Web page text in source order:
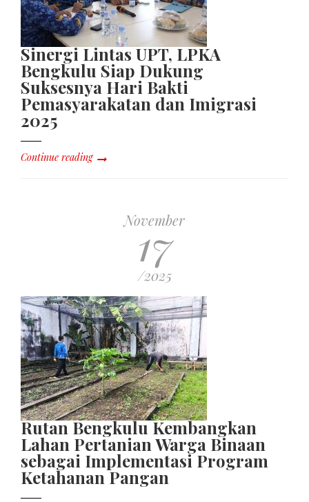
Sinergi Lintas UPT, LPKA
Bengkulu Siap Dukung
Suksesnya Hari Bakti
Pemasyarakatan dan Imigrasi
2025
Continue reading
November
17
/2025
Rutan Bengkulu Kembangkan
Lahan Pertanian Warga Binaan
sebagai Implementasi Program
Ketahanan Pangan